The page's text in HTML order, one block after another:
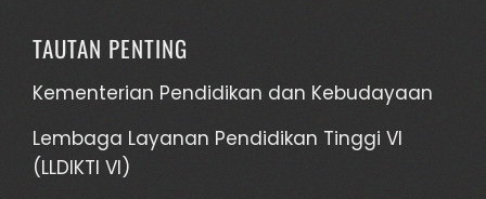
TAUTAN PENTING
Kementerian Pendidikan dan Kebudayaan
Lembaga Layanan Pendidikan Tinggi VI
(LLDIKTI VI)